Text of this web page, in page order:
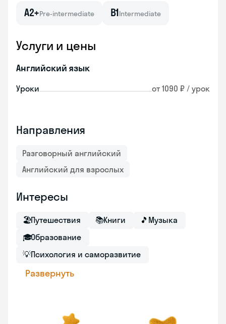
A2+Pre-intermediate B1Intermediate
Услуги и цены
Английский язык
Уроки от 1090 ₽ / урок
Направления
Разговорный английский
Английский для взрослых
Интересы
🏖Путешествия 📚Книги 🎵 Музыка
🎓Образование
💡Психология и саморазвитие
Развернуть